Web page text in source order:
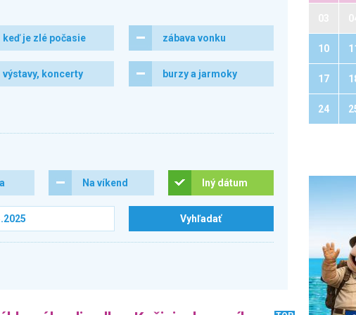
keď je zlé počasie zábava vonku
výstavy, koncerty burzy a jarmoky
Na víkend Iný dátum
10
17
24